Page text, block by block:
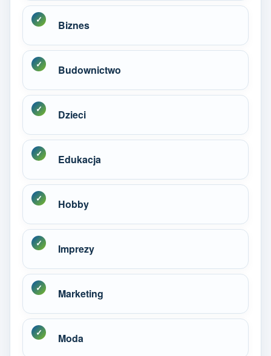
Biznes
Budownictwo
Dzieci
Edukacja
Hobby
Imprezy
Marketing
Moda